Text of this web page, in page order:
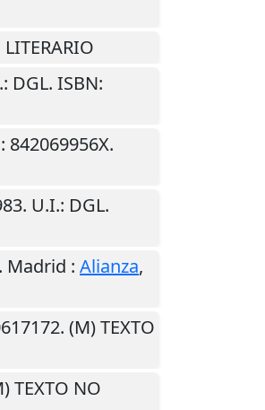
: DGL. ISBN:
842069956X.
. U.I.: DGL.
. Madrid : Alianza,
(M) TEXTO
TEXTO NO